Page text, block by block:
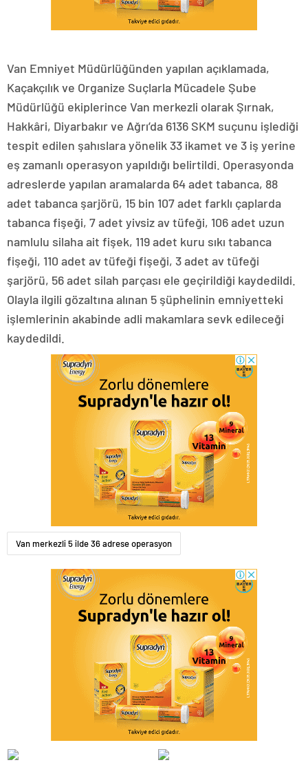
Van Emniyet Müdürlüğünden yapılan açıklamada,
Kaçakçılık ve Organize Suçlarla Mücadele Şube
Müdürlüğü ekiplerince Van merkezli olarak Şırnak,
Hakkâri, Diyarbakır ve Ağrı’da 6136 SKM suçunu işlediği
tespit edilen şahıslara yönelik 33 ikamet ve 3 iş yerine
eş zamanlı operasyon yapıldığı belirtildi. Operasyonda
adreslerde yapılan aramalarda 64 adet tabanca, 88
adet tabanca şarjörü, 15 bin 107 adet farklı çaplarda
tabanca fişeği, 7 adet yivsiz av tüfeği, 106 adet uzun
namlulu silaha ait fişek, 119 adet kuru sıkı tabanca
fişeği, 110 adet av tüfeği fişeği, 3 adet av tüfeği
şarjörü, 56 adet silah parçası ele geçirildiği kaydedildi.
Olayla ilgili gözaltına alınan 5 şüphelinin emniyetteki
işlemlerinin akabinde adli makamlara sevk edileceği
kaydedildi.
Van merkezli 5 ilde 36 adrese operasyon